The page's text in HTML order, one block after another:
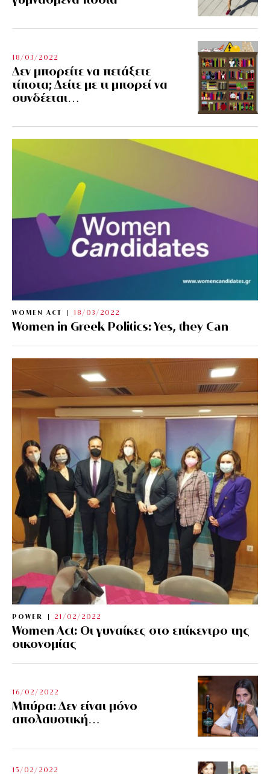
18/03/2022
Δεν μπορείτε να πετάξετε
τίποτα; Δείτε με τι μπορεί να
συνδέεται…
WOMEN ACT 18/03/2022
Women in Greek Politics: Yes, they Can
POWER 21/02/2022
Women Act: Οι γυναίκες στο επίκεντρο της
οικονομίας
16/02/2022
Μπύρα: Δεν είναι μόνο
απολαυστική…
15/02/2022